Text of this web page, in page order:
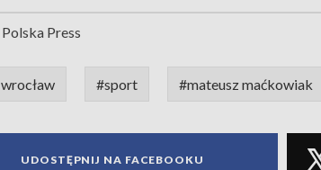
Polska Press
#sport #mateusz maćkowiak
UDOSTĘPNIJ NA FACEBOOKU